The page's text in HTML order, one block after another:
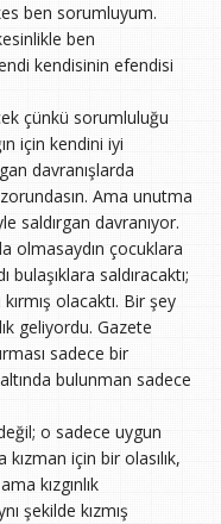
ben sorumluyum.
ben
kendisinin efendisi
çünkü sorumluluğu
için kendini iyi
davranışlarda
Ama unutma
saldırgan davranıyor.
olmasaydın çocuklara
bulaşıklara saldıracaktı;
olacaktı. Bir şey
geliyordu. Gazete
sadece bir
bulunman sadece
değil; o sadece uygun
için bir olasılık,
kızgınlık
şekilde kızmış